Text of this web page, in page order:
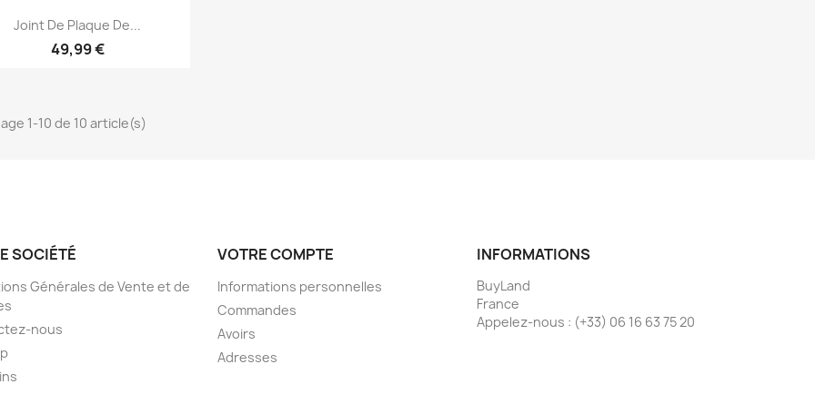
Aperçu rapide
Joint De Plaque De...
49,99 €
1-10 de 10 article(s)
SOCIÉTÉ
Générales de Vente et de
nous
VOTRE COMPTE
Informations personnelles
Commandes
Avoirs
Adresses
INFORMATIONS
BuyLand
France
Appelez-nous : (+33) 06 16 63 75 20